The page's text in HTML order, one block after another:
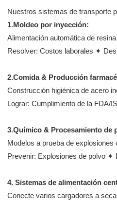
Nuestros sistemas de transporte
1.Moldeo por inyección:
Alimentación automática de
Resolver: Costos laborales ✦
2.Comida & Producción
Construcción higiénica de acero
Lograr: Cumplimiento de la FDA/
3.Químico & Procesamiento de
Modelos a prueba de explosiones
Prevenir: Explosiones de polvo ✦
4. Sistemas de alimentación
Conecte varios cargadores a